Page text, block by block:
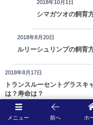
2018年10月1日
シマガツオの飼育
2018年8月20日
ルリーシュリンプの飼育
2018年8月17日
トランスルーセントグラス
は？寿命は？
2018年8月16日
メニュー 前へ ホ